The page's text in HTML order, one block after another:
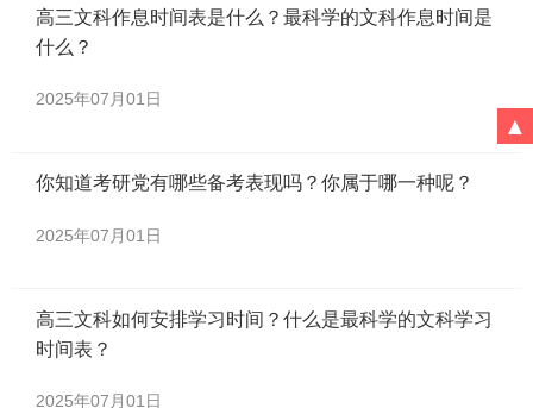
高三文科作息时间表是什么？最科学的文科作息时间是
什么？
2025年07月01日
你知道考研党有哪些备考表现吗？你属于哪一种呢？
2025年07月01日
高三文科如何安排学习时间？什么是最科学的文科学习
时间表？
2025年07月01日
▲